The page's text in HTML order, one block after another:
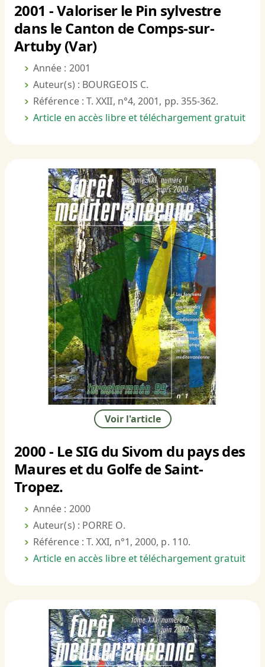
2001 - Valoriser le Pin sylvestre
dans le Canton de Comps-sur-
Artuby (Var)
Année : 2001
Auteur(s) : BOURGEOIS C.
Référence : T. XXII, n°4, 2001, pp. 355-362.
Article en accès libre et téléchargement gratuit
Voir l'article
2000 - Le SIG du Sivom du pays des
Maures et du Golfe de Saint-
Tropez.
Année : 2000
Auteur(s) : PORRE O.
Référence : T. XXI, n°1, 2000, p. 110.
Article en accès libre et téléchargement gratuit